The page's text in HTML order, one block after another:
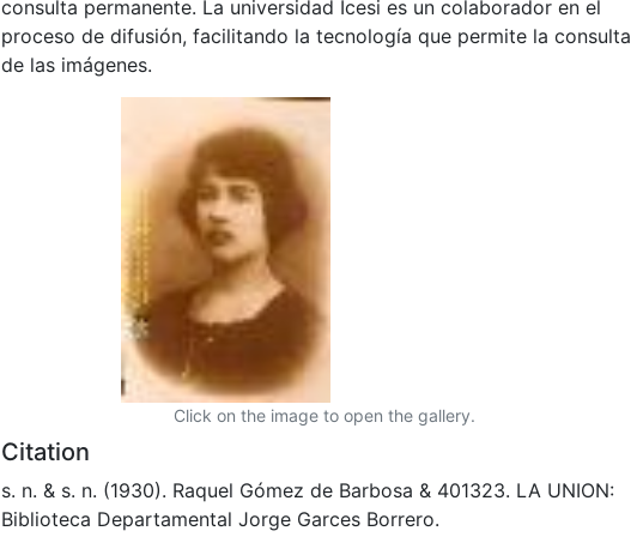
consulta permanente. La universidad Icesi es un colaborador en el
proceso de difusión, facilitando la tecnología que permite la consulta
de las imágenes.
Click on the image to open the gallery.
Citation
s. n. & s. n. (1930). Raquel Gómez de Barbosa & 401323. LA UNION:
Biblioteca Departamental Jorge Garces Borrero.